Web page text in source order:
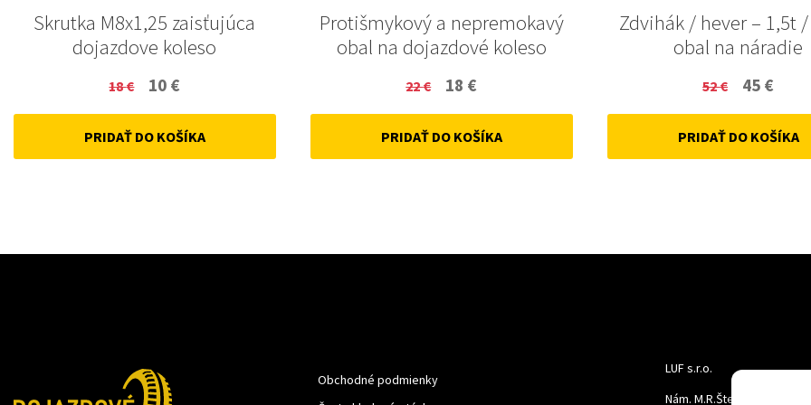
Skrutka M8x1,25 zaisťujúca
dojazdove koleso
18€
Original
price
was:
10 €
price
is:
PRIDAŤ DO KOŠÍKA
Protišmykový a nepremokavý
obal na dojazdové koleso
22€
Original
price
was:
18 €
price
is:
PRIDAŤ DO KOŠÍKA
Zdvihák / hever – 1,5t
obal na náradie
52€
Original
price
was:
45 €
price
is:
PRIDAŤ DO KOŠÍKA
Obchodné podmienky
LUF s.r.o.
Nám. M.R.Štefanika 518,